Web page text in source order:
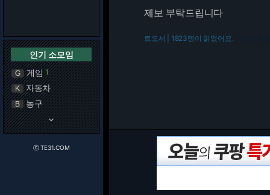
인기 소모임
G 게임 1
K 자동차
B 농구
keyboard_arrow_down
ⓒ TE31.COM
제보 부탁드립니다
트오세 | 1823명이 읽었어요.